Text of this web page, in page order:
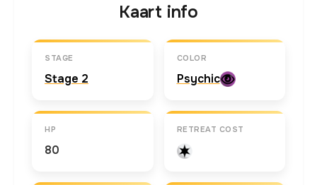
Kaart info
STAGE
Stage 2
COLOR
Psychic
HP
80
RETREAT COST